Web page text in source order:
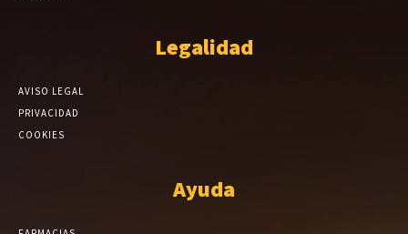
Legalidad
AVISO LEGAL
PRIVACIDAD
COOKIES
Ayuda